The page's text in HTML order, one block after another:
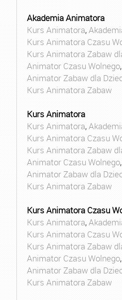
Akademia Animatora
Kurs Animatora,
Kurs Animatora Czasu
Kurs Animatora Zabaw
Animator Czasu Wolnego,
Animator Zabaw dla
Kurs Animatora Zabaw
Kurs Animatora
Kurs Animatora,
Kurs Animatora Czasu
Kurs Animatora Zabaw
Animator Czasu Wolnego,
Animator Zabaw dla
Kurs Animatora Zabaw
Kurs Animatora Czasu
Kurs Animatora,
Kurs Animatora Czasu
Kurs Animatora Zabaw
Animator Czasu Wolnego,
Animator Zabaw dla
Kurs Animatora Zabaw